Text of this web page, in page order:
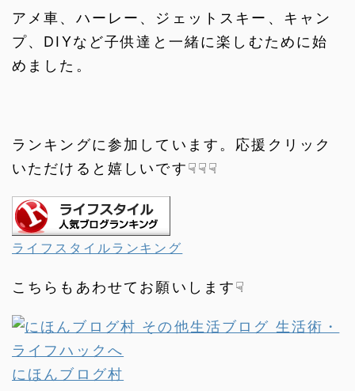
アメ車、ハーレー、ジェットスキー、キャン
プ、DIYなど子供達と一緒に楽しむために始
めました。
ランキングに参加しています。応援クリック
いただけると嬉しいです☟☟☟
ライフスタイルランキング
こちらもあわせてお願いします☟
にほんブログ村